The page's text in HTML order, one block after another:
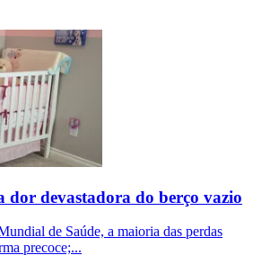
dor devastadora do berço vazio
de Saúde, a maioria das perdas
precoce;...